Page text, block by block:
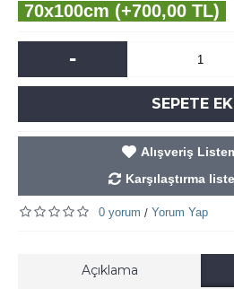
70x100cm (+700,00 TL)
-
SEPETE
Alışveriş
Karşılaştırma
0 yorum / Yorum Yap
Açıklama